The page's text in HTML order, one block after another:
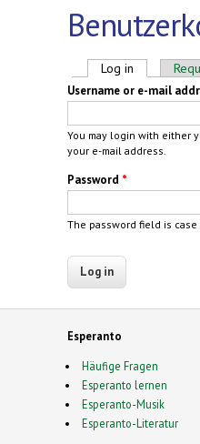
Primary tabs
Log in (active tab)
Username or e-mail
You may login with either
your e-mail address.
Password *
The password field is case
Esperanto
Häufige Fragen
Esperanto lernen
Esperanto-Musik
Esperanto-Literatur